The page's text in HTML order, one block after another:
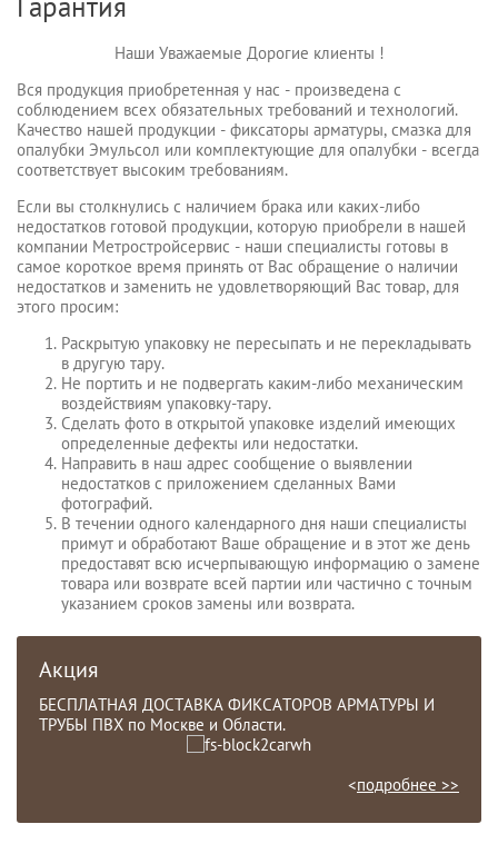
Наши Уважаемые Дорогие клиенты !
Вся продукция приобретенная у нас - произведена с
соблюдением всех обязательных требований и технологий.
Качество нашей продукции - фиксаторы арматуры, смазка для
опалубки Эмульсол или комплектующие для опалубки - всегда
соответствует высоким требованиям.
Если вы столкнулись с наличием брака или каких-либо
недостатков готовой продукции, которую приобрели в нашей
компании Метростройсервис - наши специалисты готовы в
самое короткое время принять от Вас обращение о наличии
недостатков и заменить не удовлетворяющий Вас товар, для
этого просим:
Раскрытую упаковку не пересыпать и не перекладывать
в другую тару.
Не портить и не подвергать каким-либо механическим
воздействиям упаковку-тару.
Сделать фото в открытой упаковке изделий имеющих
определенные дефекты или недостатки.
Направить в наш адрес сообщение о выявлении
недостатков с приложением сделанных Вами
фотографий.
В течении одного календарного дня наши специалисты
примут и обработают Ваше обращение и в этот же день
предоставят всю исчерпывающую информацию о замене
товара или возврате всей партии или частично с точным
указанием сроков замены или возврата.
Акция
БЕСПЛАТНАЯ ДОСТАВКА ФИКСАТОРОВ АРМАТУРЫ И
ТРУБЫ ПВХ по Москве и Области.
<подробнее >>